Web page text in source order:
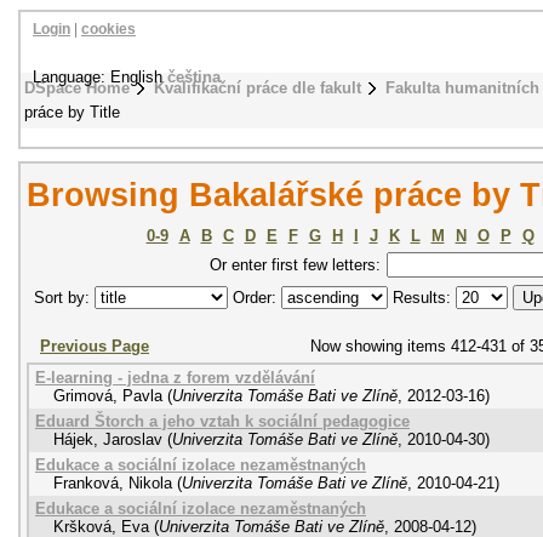
DSpace Home Kvalifikační práce dle fakult
Fakulta
práce by Title
Login cookies
Language: Englishčeština
Browsing Bakalářské práce by
0-9 A B C D E F G H J K L M N O P
Q
Or enter first few letters:
Sort by:
Order: Results:
Previous Page
Now showing items 412-431 of
E-learning - jedna z forem vzdělávání
Grimová, Pavla (Univerzita Tomáše Bati ve Zlíně, 2012-03-16)
Eduard Štorch a jeho vztah k sociální pedagogice
Hájek, Jaroslav (Univerzita Tomáše Bati ve Zlíně, 2010-04-30)
Edukace a sociální izolace nezaměstnaných
Franková, Nikola (Univerzita Tomáše Bati ve Zlíně, 2010-04-21)
Edukace a sociální izolace nezaměstnaných
Kršková, Eva (Univerzita Tomáše Bati ve Zlíně, 2008-04-12)